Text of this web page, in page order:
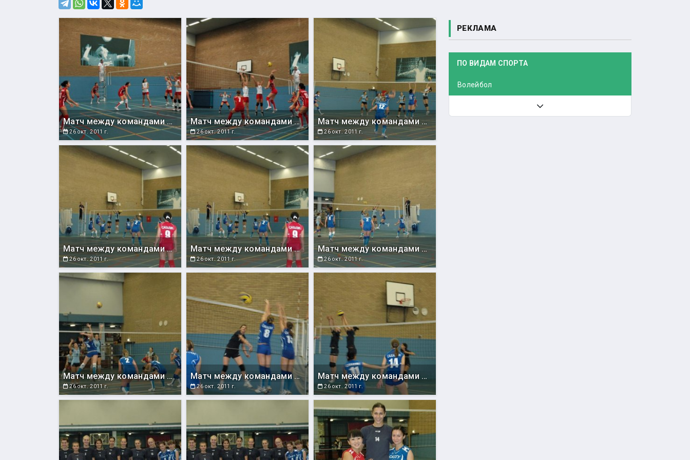
Матч между командами СахГУ и Голландии.
26 окт. 2011 г.
Матч между командами СахГУ и Голландии.
26 окт. 2011 г.
Матч между командами СахГУ и Румынии.
26 окт. 2011 г.
Матч между командами СахГУ и Румынии.
26 окт. 2011 г.
Матч между командами СахГУ и Румынии.
26 окт. 2011 г.
Матч между командами СахГУ и Румынии.
26 окт. 2011 г.
Матч между командами СахГУ и Румынии.
26 окт. 2011 г.
Матч между командами СахГУ и Румынии.
26 окт. 2011 г.
Матч между командами СахГУ и Румынии.
26 окт. 2011 г.
РЕКЛАМА
ПО ВИДАМ СПОРТА
Волейбол